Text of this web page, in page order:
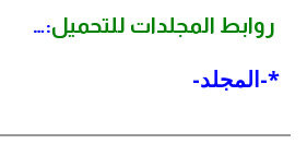
روابط المجلدات للتحميل:…
*-المجلد-